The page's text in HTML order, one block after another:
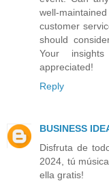
well-
customer
should
Your
appreciated!
Reply
BUSINESS
Disfruta de
2024, tú
ella gratis!